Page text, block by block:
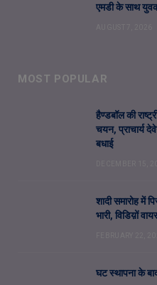
एमडी के साथ
MOST POPULAR
हैण्डबॉल की
चयन, प्राचार्य
बधाई
शादी समारोह में
भारी, विडिय़ों
घट स्थापना के